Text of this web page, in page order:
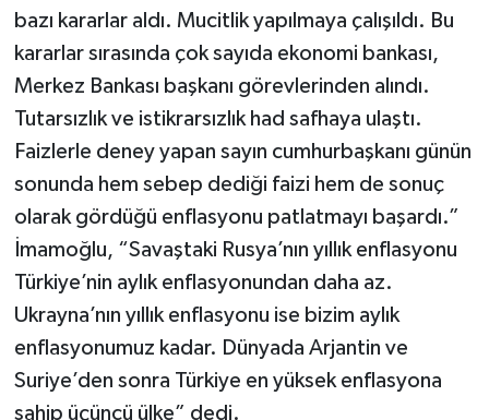
bazı kararlar aldı. Mucitlik yapılmaya çalışıldı. Bu
kararlar sırasında çok sayıda ekonomi bankası,
Merkez Bankası başkanı görevlerinden alındı.
Tutarsızlık ve istikrarsızlık had safhaya ulaştı.
Faizlerle deney yapan sayın cumhurbaşkanı günün
sonunda hem sebep dediği faizi hem de sonuç
olarak gördüğü enflasyonu patlatmayı başardı.”
İmamoğlu, “Savaştaki Rusya’nın yıllık enflasyonu
Türkiye’nin aylık enflasyonundan daha az.
Ukrayna’nın yıllık enflasyonu ise bizim aylık
enflasyonumuz kadar. Dünyada Arjantin ve
Suriye’den sonra Türkiye en yüksek enflasyona
sahip üçüncü ülke” dedi.